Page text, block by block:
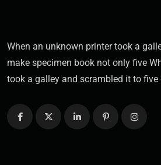
When an unknown printer took a
make specimen book not only five
took a galley and scrambled it to five